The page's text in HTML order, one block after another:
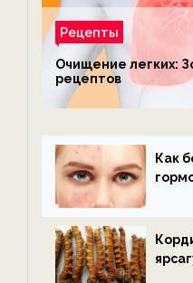
Рецепты
Очищение легких:
рецептов
Как